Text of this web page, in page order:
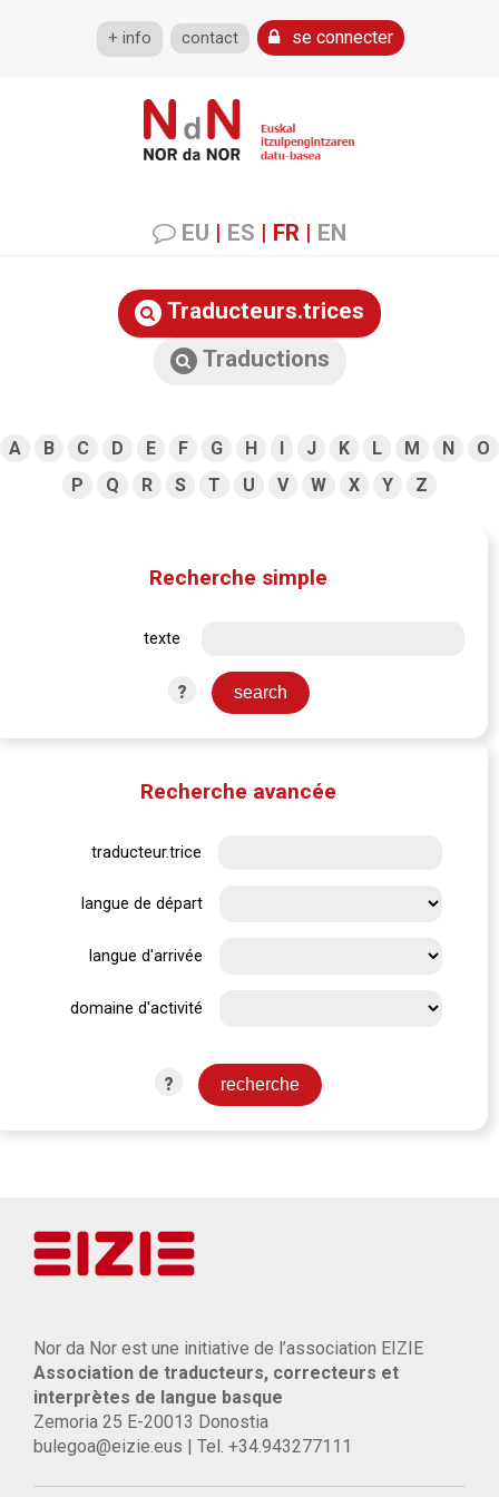
+ info contact se connecter
EU | ES | FR | EN
Traducteurs.trices
Traductions
A B C D E F G H I J K L M N
O
P
Q R S T U V W X Y Z
Recherche simple
texte
?
Recherche avancée
traducteur.trice
langue de départ
langue d'arrivée
domaine d'activité
?
Nor da Nor est une initiative de l’association EIZIE
Association de traducteurs, correcteurs et
interprètes de langue basque
Zemoria 25 E-20013 Donostia
bulegoa@eizie.eus | Tel. +34.943277111